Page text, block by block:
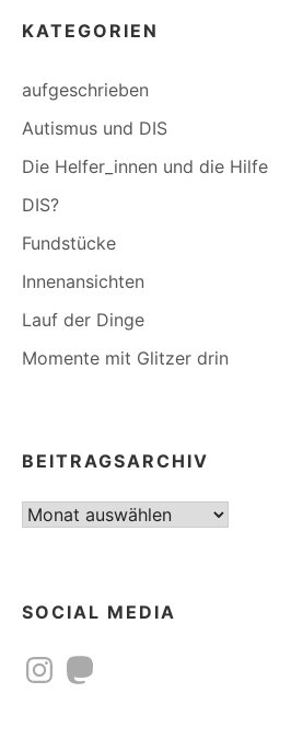
KATEGORIEN
aufgeschrieben
Autismus und DIS
Die Helfer_innen und die Hilfe
DIS?
Fundstücke
Innenansichten
Lauf der Dinge
Momente mit Glitzer drin
BEITRAGSARCHIV
Beitragsarchiv
SOCIAL MEDIA
InstagramMastodon